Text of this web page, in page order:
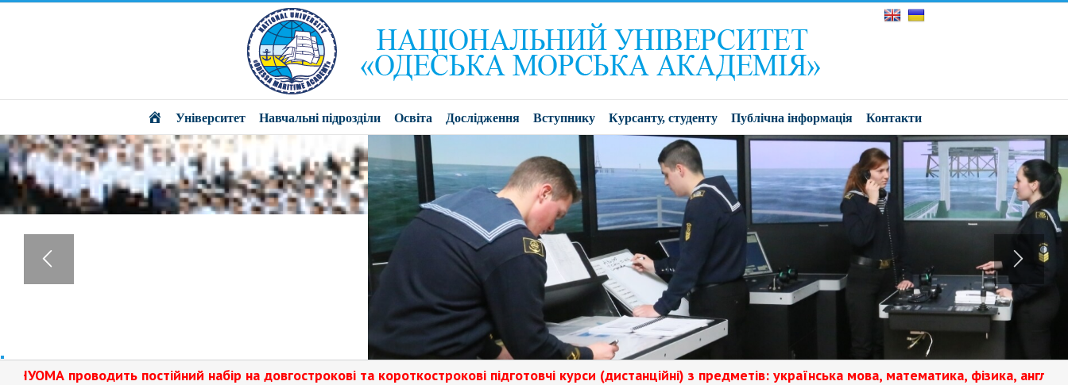
Головна
Університет Навчальні підрозділи Освіта Дослідження Вступнику Курсанту, студенту Публічна інформація Контакти
ТРЕНАЖЕРИ
постійний набір на довгострокові та короткострокові підготовчі курси (дистанційні) з предметів: українська мова, математика, фізика, англійська